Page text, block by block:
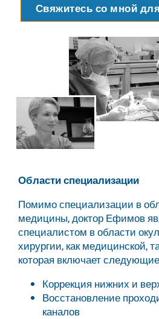
Свяжитесь со мной
Области специализации
Помимо специализации в
медицины, доктор Ефимов
специалистом в области
хирургии, как медицинской,
которая включает
Коррекция нижних и
Восстановление
каналов